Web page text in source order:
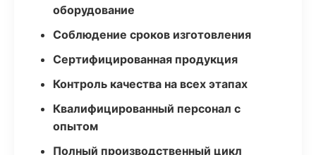
оборудование
Соблюдение сроков изготовления
Сертифицированная продукция
Контроль качества на всех этапах
Квалифицированный персонал с
опытом
Полный производственный цикл